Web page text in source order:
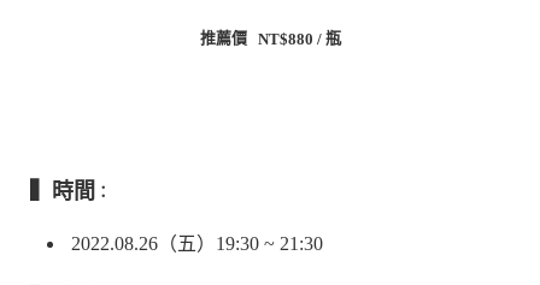
推薦價 NT$880 / 瓶
▍時間 ：
2022.08.26（五）19:30 ~ 21:30